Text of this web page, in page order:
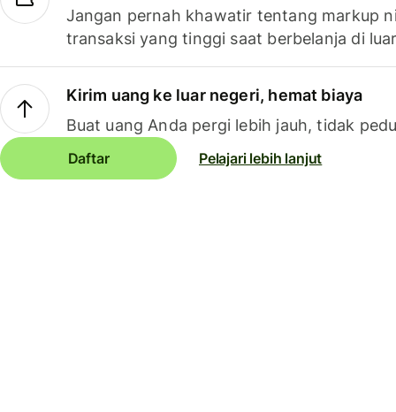
Jangan pernah khawatir tentang markup
transaksi yang tinggi saat berbelanja di
Kirim uang ke luar negeri, hemat biaya
Buat uang Anda pergi lebih jauh, tidak
Daftar Pelajari lebih lanjut